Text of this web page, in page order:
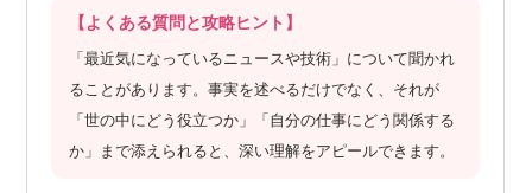
【よくある質問と攻略ヒント】
「最近気になっているニュースや技術」について聞かれ
ることがあります。事実を述べるだけでなく、それが
「世の中にどう役立つか」「自分の仕事にどう関係する
か」まで添えられると、深い理解をアピールできます。